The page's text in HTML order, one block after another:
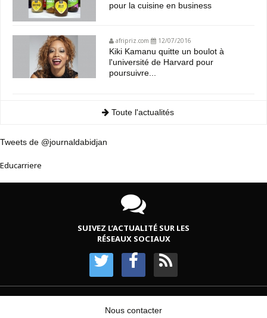
pour la cuisine en business
afripriz.com 12/07/2016
Kiki Kamanu quitte un boulot à
l'université de Harvard pour
poursuivre...
Toute l'actualités
Tweets de @journaldabidjan
Educarriere
SUIVEZ L’ACTUALITÉ SUR LES
RÉSEAUX SOCIAUX
Nous contacter